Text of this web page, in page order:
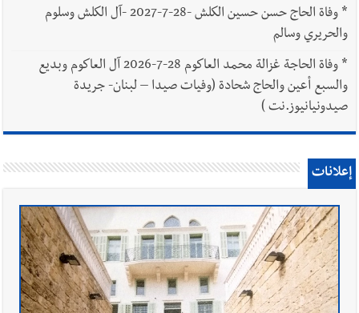
*
وفاة الحاج حسن حسين الكلش -28-7-2027 -آل الكلش وسلوم
والحريري وسالم
*
وفاة الحاجة غزالة محمد العاكوم 28-7-2026 آل العاكوم وبديع
والسبع أعين والحاج شحادة (وفيات صيدا – لبنان- جريدة
صيدونيانيوز.نت )
إعلانات